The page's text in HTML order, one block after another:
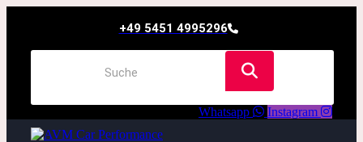
+49 5451 4995296
Whatsapp Instagram